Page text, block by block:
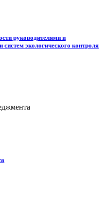
руководителями и
систем экологического контроля